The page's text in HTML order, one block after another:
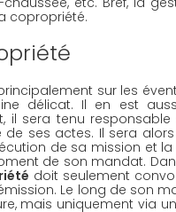
copropriété.
sur les
délicat. Il en est
il sera tenu
ses actes. Il sera
de sa mission et
de son mandat.
doit seulement
Le long de son
mais uniquement via